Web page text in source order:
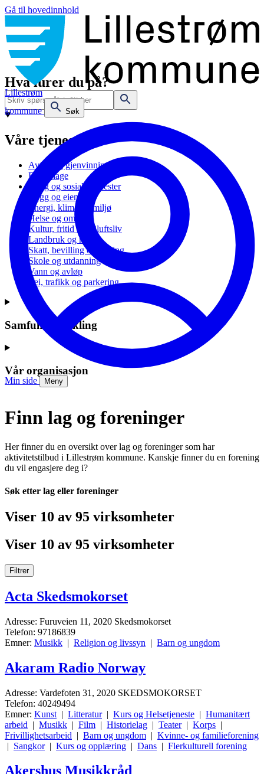
Gå til hovedinnhold
Lillestrøm
kommune
Søk
Min side Meny
Hva lurer du på?
Våre tjenester
Avfall og gjenvinning
Barnehage
Bolig og sosiale tjenester
Bygg og eiendom
Energi, klima og miljø
Helse og omsorg
Kultur, fritid og friluftsliv
Landbruk og natur
Skatt, bevilling og næring
Skole og utdanning
Vann og avløp
Vei, trafikk og parkering
Samfunnsutvikling
Vår organisasjon
Finn lag og foreninger
Her finner du en oversikt over lag og foreninger som har
aktivitetstilbud i Lillestrøm kommune. Kanskje finner du en forening
du vil engasjere deg i?
Søk etter lag eller foreninger
Viser 10 av 95 virksomheter
Viser 10 av 95 virksomheter
Filtrer
Acta Skedsmokorset
Adresse: Furuveien 11, 2020 Skedsmokorset
Telefon: 97186839
Emner: Musikk | Religion og livssyn | Barn og ungdom
Akaram Radio Norway
Adresse: Vardefoten 31, 2020 SKEDSMOKORSET
Telefon: 40249494
Emner: Kunst | Litteratur| Kurs og Helsetjeneste | Humanitært
arbeid | Musikk | Film | Historielag | Teater| Korps |
Frivillighetsarbeid | Barn og ungdom | Kvinne- og familieforening
| Sangkor| Kurs og opplæring | Dans | Flerkulturell forening
Akershus Musikkråd